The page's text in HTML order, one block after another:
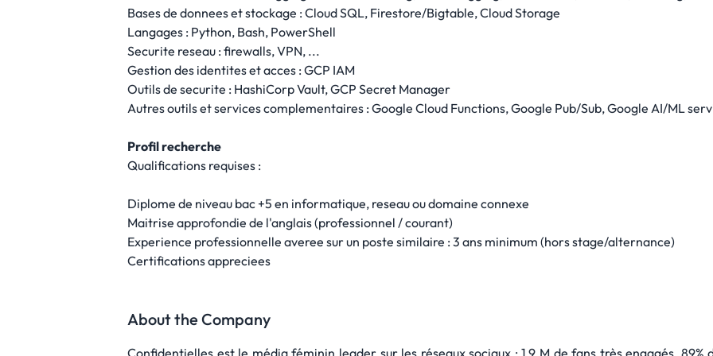
Bases de donnees et stockage : Cloud SQL, Firestore/Bigtable, Cloud Storage
Langages : Python, Bash, PowerShell
Securite reseau : firewalls, VPN, ...
Gestion des identites et acces : GCP IAM
Outils de securite : HashiCorp Vault, GCP Secret Manager
Autres outils et services complementaires : Google Cloud Functions, Google Pub/Sub, Google AI/ML
Profil recherche
Qualifications requises :
Diplome de niveau bac +5 en informatique, reseau ou domaine connexe
Maitrise approfondie de l'anglais (professionnel / courant)
Experience professionnelle averee sur un poste similaire : 3 ans minimum (hors stage/alternance)
Certifications appreciees
About the Company
Confidentielles est le média féminin leader sur les réseaux sociaux : 1,9 M de fans très engagés,